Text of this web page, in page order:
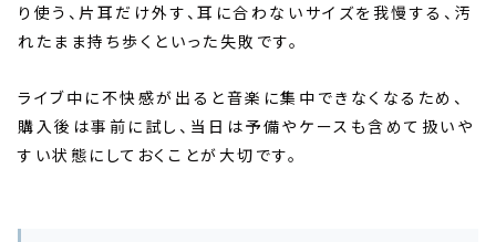
り使う、片耳だけ外す、耳に合わないサイズを我慢する、汚
れたまま持ち歩くといった失敗です。
ライブ中に不快感が出ると音楽に集中できなくなるため、
購入後は事前に試し、当日は予備やケースも含めて扱いや
すい状態にしておくことが大切です。